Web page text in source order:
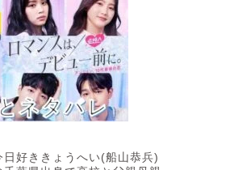
日好ききょうへい(船山恭兵)